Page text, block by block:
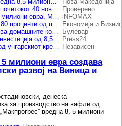
„Макпрогрес“ отвори нова фабрика за вафли вредна 8,5 милиони евра, најавени нови вработувања
Нова Македонија
Макпрогрес отвара нова фабрика за вафли, на почетокот 40 нови работни места
Проверено
Пуштена новата фабрика на „Макрогрес“ од 8,5 милиони евра, Мицкоски најави поддршка за домашните бизниси iNFOMAX
(ВИДЕО) НОВА ФАБРИКА НА „МАКРОГРЕС“ – 80 проценти од производството ќе биде наменето за извоз
Економија и Бизнис
Мицкоски: Владата ќе продолжи да ги поддржува домашните компании
Булевар
„Макпрогрес“ отвори нова фабрика за вафли: Инвестиција од 8,5 милиони евра и нови вработувања
Press24
„Винчини“ отвори нова фабрика – дел платена од унгарскиот кредит
Независен
5 милиони евра создава
развој на Виница и
денеска
за производство на вафли од
вредна 8, 5 милиони